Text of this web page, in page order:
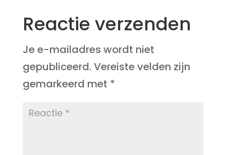
Reactie verzenden
Je e-mailadres wordt niet
gepubliceerd.Vereiste velden zijn
gemarkeerd met *